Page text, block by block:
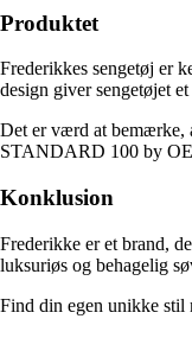
Produktet
Frederikkes sengetøj er
design giver sengetøjet
Det er værd at bemærke,
STANDARD 100 by
Konklusion
Frederikke er et brand,
luksuriøs og behagelig
Find din egen unikke stil